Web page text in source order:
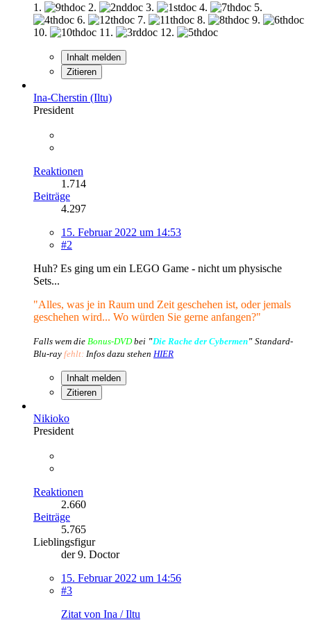
1. 2. 3. 4.
5.
6.
7. 8.
9.
10.
11. 12.
Inhalt melden
Zitieren
Ina-Cherstin (Iltu)
President
Reaktionen
1.714
Beiträge
4.297
15. Februar 2022 um 14:53
#2
Huh? Es ging um ein LEGO Game - nicht um physische
Sets...
"Alles, was je in Raum und Zeit geschehen ist, oder jemals
geschehen wird... Wo würden Sie gerne anfangen?"
Falls wem die Bonus-DVDbei "Die Rache der Cybermen" Standard-
Blu-ray fehlt: Infos dazu stehen HIER
Inhalt melden
Zitieren
Nikioko
President
Reaktionen
2.660
Beiträge
5.765
Lieblingsfigur
der 9. Doctor
15. Februar 2022 um 14:56
#3
Zitat von Ina / Iltu